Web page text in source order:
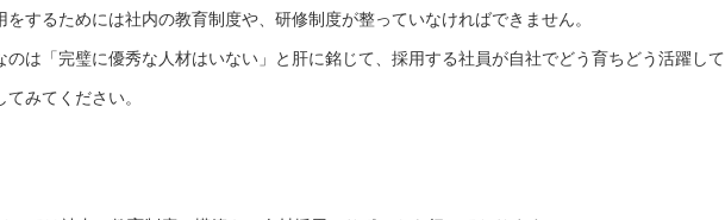
をするためには社内の教育制度や、研修制度が整っていなければできません。
のは「完璧に優秀な人材はいない」と肝に銘じて、採用する社員が自社でどう育ちどう活躍して
みてください。